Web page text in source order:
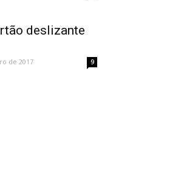
deslizante
de 2017 9